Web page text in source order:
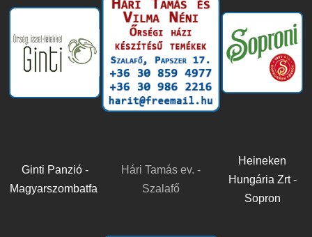
Ginti Panzió -
Magyarszombatfa
Hári Tamás ev. -
Szalafő
Heineken
Hungária Zrt -
Sopron